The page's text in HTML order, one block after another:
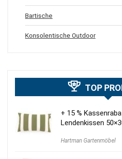
Bartische
Konsolentische Outdoor
TOP
+ 15 %
Lendenkissen
Hartman Gartenmöbel